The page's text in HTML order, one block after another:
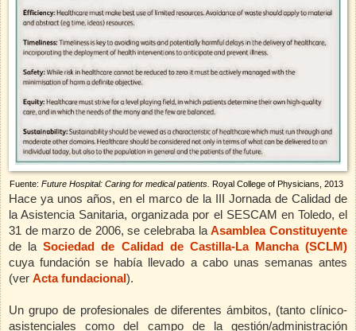
Fuente: Future Hospital: Caring for medical patients. Royal College of Physicians, 2013
Hace ya unos años, en el marco de la III Jornada de Calidad de
la Asistencia Sanitaria, organizada por el SESCAM en Toledo, el
31 de marzo de 2006, se celebraba laAsamblea Constituyente
de la Sociedad de Calidad de Castilla-La Mancha (SCLM)
cuya fundación se había
llevado a cabo unas semanas antes
(ver Acta fundacional).
Un grupo de profesionales de diferentes ámbitos, (tanto clínico-
asistenciales como del campo de la gestión/administración